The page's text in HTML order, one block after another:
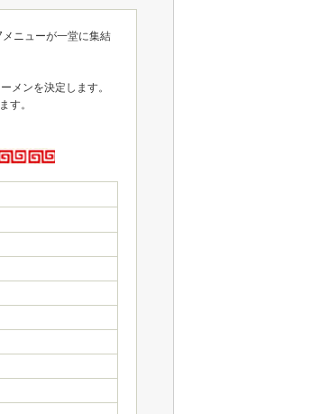
ニューが一堂に集結
メンを決定します。
す。